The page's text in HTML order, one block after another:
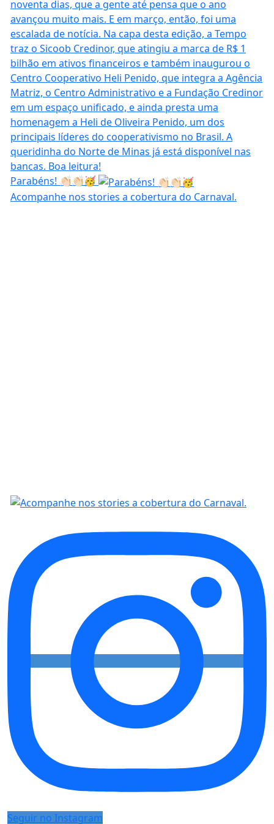
Parabéns! 👏🏻👏🏻🥳
Acompanhe nos stories a cobertura do Carnaval.
Seguir no Instagram